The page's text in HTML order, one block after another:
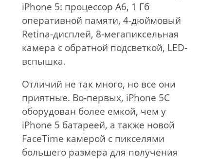
iPhone 5: процессор A6, 1 Гб
оперативной памяти, 4-дюймовый
Retina-дисплей, 8-мегапиксельная
камера с обратной подсветкой, LED-
вспышка.
Отличий не так много, но все они
приятные. Во-первых, iPhone 5C
оборудован более емкой, чем у
iPhone 5 батареей, а также новой
FaceTime камерой с пикселями
большего размера для получения